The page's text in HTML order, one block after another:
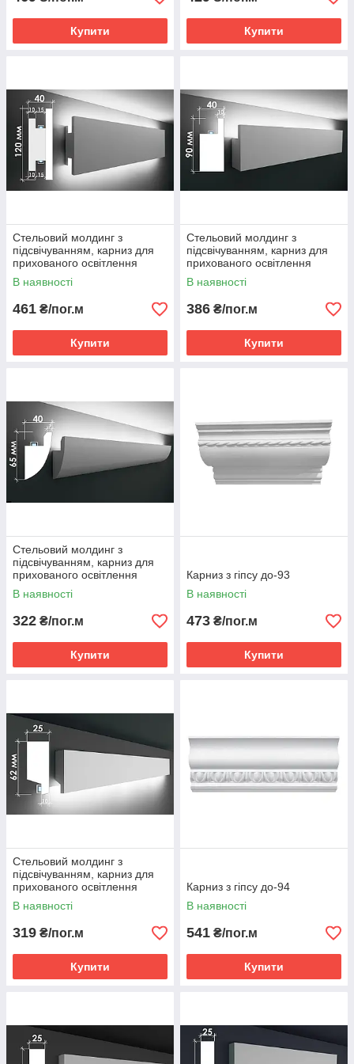
Купити Купити
Стельовий молдинг з
підсвічуванням, карниз для
прихованого освітлення
Тс-15
В наявності
461 ₴/пог.м
Купити
Стельовий молдинг з
підсвічуванням, карниз для
прихованого освітлення
Тс-16
В наявності
386 ₴/пог.м
Купити
Стельовий молдинг з
підсвічуванням, карниз для
прихованого освітлення
Тс-17
В наявності
322 ₴/пог.м
Купити
Карниз з гіпсу до-93
В наявності
473 ₴/пог.м
Купити
Стельовий молдинг з
підсвічуванням, карниз для
прихованого освітлення
Тс-18
В наявності
319 ₴/пог.м
Купити
Карниз з гіпсу до-94
В наявності
541 ₴/пог.м
Купити